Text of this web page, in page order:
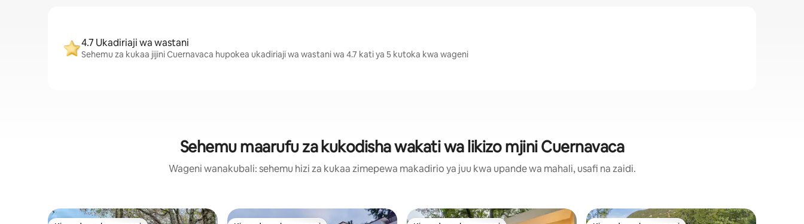
4.7 Ukadiriaji wa wastani
Sehemu za kukaa jijini Cuernavaca hupokea ukadiriaji wa wastani wa 4.7 kati ya 5 kutoka kwa wageni
Sehemu maarufu za kukodisha wakati wa likizo mjini Cuernavaca
Wageni wanakubali: sehemu hizi za kukaa zimepewa makadirio ya juu kwa upande wa mahali, usafi na zaidi.